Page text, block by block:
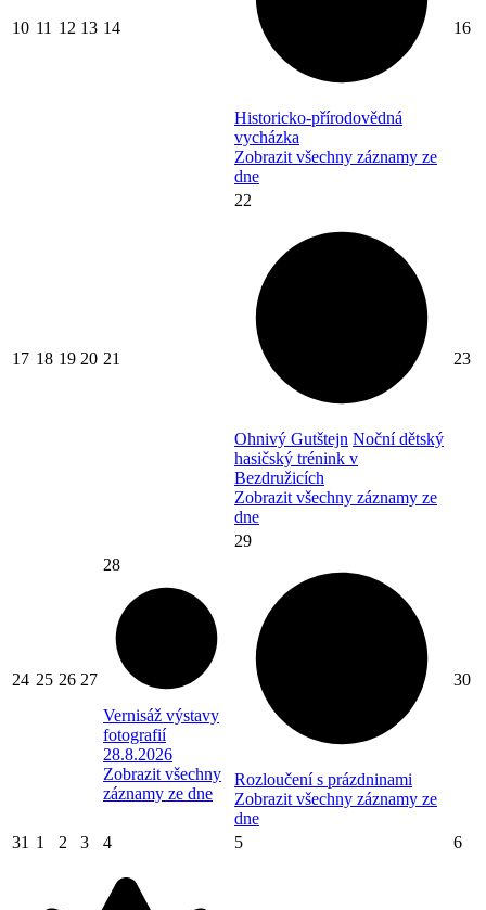
10 11 12 13 14
Historicko-přírodovědná
vycházka
Zobrazit všechny záznamy ze
dne
16
17 18 19 20 21
22
Ohnivý Gutštejn Noční dětský
hasičský trénink v
Bezdružicích
Zobrazit všechny záznamy ze
dne
23
24 25 26 27
28
Vernisáž výstavy
fotografií
28.8.2026
Zobrazit všechny
záznamy ze dne
29
Rozloučení s prázdninami
Zobrazit všechny záznamy ze
dne
30
31 1 2 3 4 5 6